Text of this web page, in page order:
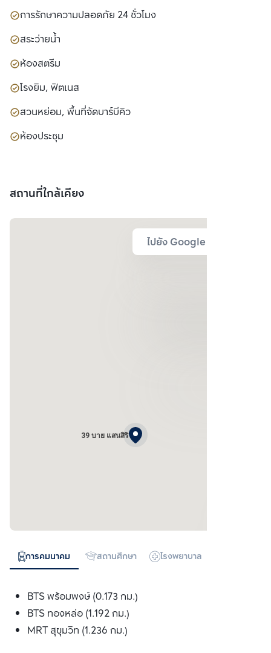
การรักษาความปลอดภัย 24 ชั่วโมง
สระว่ายน้ำ
ห้องสตรีม
โรงยิม, ฟิตเนส
สวนหย่อม, พื้นที่จัดบาร์บีคิว
ห้องประชุม
สถานที่ใกล้เคียง
ไปยัง Google Map
39 บาย แสนสิริ
การคมนาคม สถานศึกษา โรงพยาบาล
BTS พร้อมพงษ์ (0.173 กม.)
BTS ทองหล่อ (1.192 กม.)
MRT สุขุมวิท (1.236 กม.)